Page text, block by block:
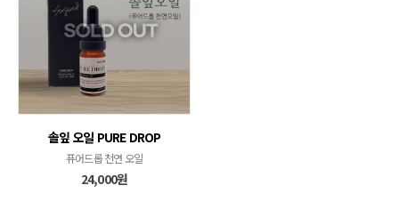
솔잎 오일 PURE DROP
퓨어드롭 천연 오일
24,000원